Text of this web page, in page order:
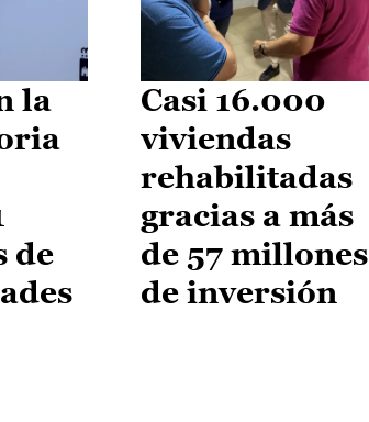
la
de
Casi 16.000
viviendas
rehabilitadas
gracias a más
de 57 millones
de inversión